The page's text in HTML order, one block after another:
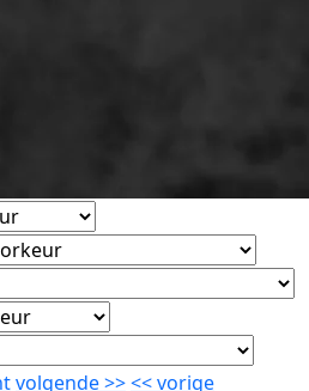
volgende>><<vorige